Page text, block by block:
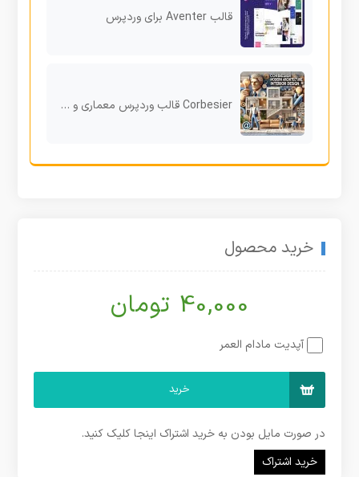
قالب Aventer برای وردپرس
Corbesier قالب وردپرس معماری و طراحی داخلی برای نمایش حرفه‌ای پروژه‌ها
خرید محصول
40,000 تومان
آپدیت مادام العمر
خرید
در صورت مایل بودن به خرید اشتراک اینجا کلیک کنید.
خرید اشتراک